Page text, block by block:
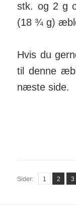
stk. og 2 g
(18 ¾ g)
Hvis du
til denne
næste side.
Sider: Side
1 ,
Side
2 ,
3